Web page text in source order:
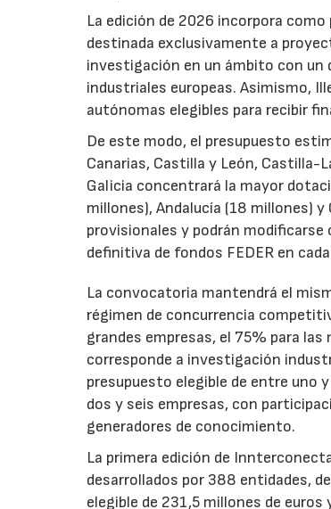
La edición de 2026 incorpora
destinada exclusivamente a
investigación en un ámbito con
industriales europeas. Asimismo,
autónomas elegibles para recibir
De este modo, el presupuesto
Canarias, Castilla y León, Castilla-
Galicia concentrará la mayor
millones), Andalucía (18 millones)
provisionales y podrán
definitiva de fondos FEDER en
La convocatoria mantendrá el
régimen de concurrencia
grandes empresas, el 75% para
corresponde a investigación
presupuesto elegible de entre uno
dos y seis empresas, con
generadores de conocimiento.
La primera edición de
desarrollados por 388 entidades,
elegible de 231,5 millones de